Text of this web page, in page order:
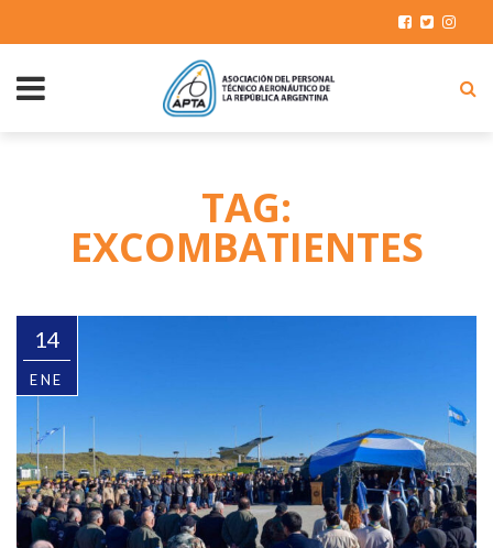
TAG:
EXCOMBATIENTES
14
ENE